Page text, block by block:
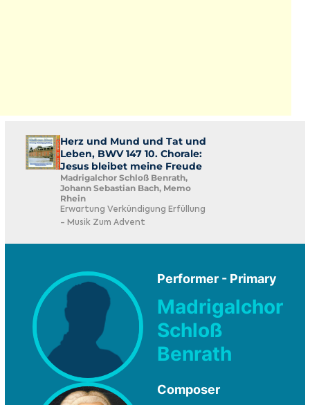
Herz und Mund und Tat und
Leben, BWV 147 10. Chorale:
Jesus bleibet meine Freude
Madrigalchor Schloß Benrath,
Johann Sebastian Bach, Memo
Rhein
Erwartung Verkündigung Erfüllung
- Musik Zum Advent
Performer - Primary
Madrigalchor
Schloß
Benrath
Composer